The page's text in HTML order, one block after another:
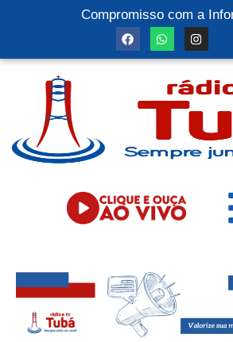
Compromisso com a